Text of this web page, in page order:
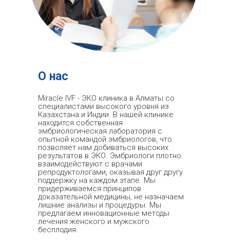
О нас
Miracle IVF - ЭКО клиника в Алматы со
специалистами высокого уровня из
Казахстана и Индии. В нашей клинике
находится собственная
эмбриологическая лаборатория с
опытной командой эмбриологов, что
позволяет нам добиваться высоких
результатов в ЭКО. Эмбриологи плотно
взаимодействуют с врачами
репродуктологами, оказывая друг другу
поддержку на каждом этапе. Мы
придерживаемся принципов
доказательной медицины, не назначаем
лишние анализы и процедуры. Мы
предлагаем инновационные методы
лечения женского и мужского
бесплодия.